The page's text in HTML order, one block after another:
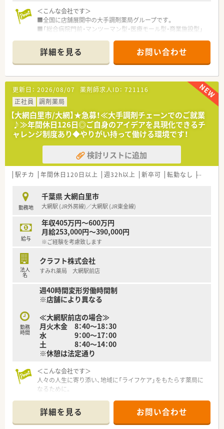
＜こんな会社です＞
■全国に店舗展開中の大手調剤薬局グループです。
■「総合病院門前・マンツーマン型・医療モール型・商業施設型」
■自社開発の調剤システムで、現場薬剤師の業務をしっかりとサ
ポート！
自社開発のシステムを導入することで業務効率化を図り、患者様
へより質の高い医療を提供します。
■2020年には業界でいち早くAI技術を駆使したシステムを導
入！現場の声をもとにした、効率性や安全性を高める機能が備わ
っているため、薬剤師が働きやすい環境が整っています。
■在宅業務へも積極的に取り組んでおり、地域連携薬局や健康サ
ポート薬局への届け出実績も多数ございます。
＜充実した福利厚生＞
■最大2年間の育児休業がございます。また、お子さんが小学校1
年生修了まで、1日最大2時間の短縮勤務が可能な育児短時間勤
務の制度もございます。仕事と子育てを両立している薬剤師様
が多く、子育てへの理解がある職場です。
保養所・がん保険無料加入制度など幅広い福利厚生が準備されて
おります。
＜学んでいける環境＞
■独自の研修プログラムを用意！薬局薬剤師としての基礎知識を
身につける講座から、「専門認定薬剤師」の取得に向けた専門講
座など、多種多様な教育プログラムが用意されています。
詳細を見る お問い合わせ
更新日： 2026/08/07 薬剤師求人ID： 721116
正社員
調剤薬局
【大網白里市/大網】★急募！≪大手調剤チェーンでのご就業
♪≫年間休日126日◎ご自身のアイデアを具現化できるチ
ャレンジ制度あり◆やりがい持って働ける環境です！
検討リストに追加
駅チカ 年間休日120日以上 週32h以上 新卒可 転勤なし 車通勤
勤務地
千葉県 大網白里市
大網駅 (JR外房線)／大網駅 (JR東金線)
給与
年収405万円～600万円
月給253,000円～390,000円
※ご経験を考慮致します
法人
名
クラフト株式会社
すみれ薬局 大網駅前店
勤務
時間
週40時間変形労働時間制
※店舗により異なる
≪大網駅前店の場合≫
月火木金 8：40～18：30
水 9：00～17：00
土 8：40～14：00
※休憩は法定通り
＜こんな会社です＞
人々の人生に寄り添い、地域に「ライフケア」をもたらす薬局に
なるために。
りひとりの人生に寄り添い、質の高い医療サービスを届ける薬剤
師を求め育てています。
詳細を見る お問い合わせ